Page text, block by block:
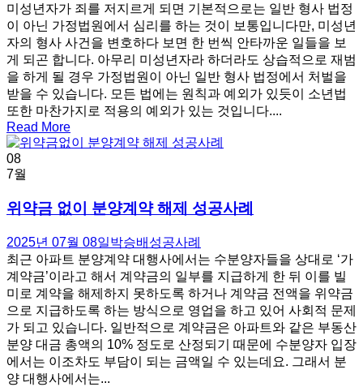
미성년자가 죄를 저지르게 되면 기본적으로는 일반 형사 법정
이 아닌 가정법원에서 심리를 하는 것이 보통입니다만, 미성년
자의 형사 사건을 변호하다 보면 한 번씩 안타까운 일들을 보
게 되곤 합니다. 아무리 미성년자라 하더라도 상습적으로 재범
을 하게 될 경우 가정법원이 아닌 일반 형사 법정에서 처벌을
받을 수 있습니다. 모든 법에는 원칙과 예외가 있듯이 소년법
또한 마찬가지로 적용의 예외가 있는 것입니다....
Read More
08
7월
위약금 없이 분양계약 해제 성공사례
2025년 07월 08일박승배 성공사례
최근 아파트 분양계약 대행사에서는 수분양자들을 상대로 ‘가
계약금’이라고 해서 계약금의 일부를 지급하게 한 뒤 이를 빌
미로 계약을 해제하지 못하도록 하거나 계약금 전액을 위약금
으로 지급하도록 하는 방식으로 영업을 하고 있어 사회적 문제
가 되고 있습니다. 일반적으로 계약금은 아파트와 같은 부동산
분양 대금 총액의 10% 정도로 산정되기 때문에 수분양자 입장
에서는 이조차도 부담이 되는 금액일 수 있는데요. 그래서 분
양 대행사에서는...